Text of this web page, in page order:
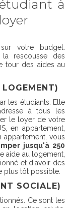
à
votre budget.
la rescousse des
tour des aides au
les étudiants. Elle
à tous les
le loyer de votre
en appartement,
vous
jusqu'à 250
aide au logement,
et d'avoir des
plus tôt possible.
SOCIALE)
Ce sont les